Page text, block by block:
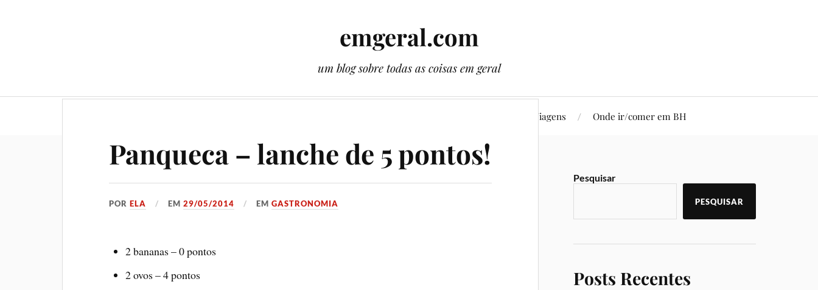
emgeral.com
um blog sobre todas as coisas em geral
Viagens Onde ir/comer em BH
Panqueca – lanche de 5 pontos!
PORELA EM29/05/2014 EMGASTRONOMIA
2 bananas – 0 pontos
2 ovos – 4 pontos
Pesquisar
PESQUISAR
Posts Recentes